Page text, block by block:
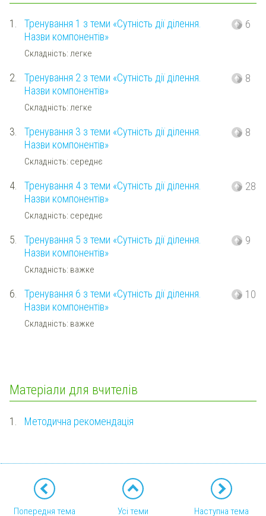
1.
Тренування 1 з теми «Сутність дії ділення.
Назви компонентів»
Складність: легке
6
2.
Тренування 2 з теми «Сутність дії ділення.
Назви компонентів»
Складність: легке
8
3.
Тренування 3 з теми «Сутність дії ділення.
Назви компонентів»
Складність: середнє
8
4.
Тренування 4 з теми «Сутність дії ділення.
Назви компонентів»
Складність: середнє
28
5.
Тренування 5 з теми «Сутність дії ділення.
Назви компонентів»
Складність: важке
9
6.
Тренування 6 з теми «Сутність дії ділення.
Назви компонентів»
Складність: важке
10
Матеріали для вчителів
1. Методична рекомендація
Попередня тема Усі теми Наступна тема